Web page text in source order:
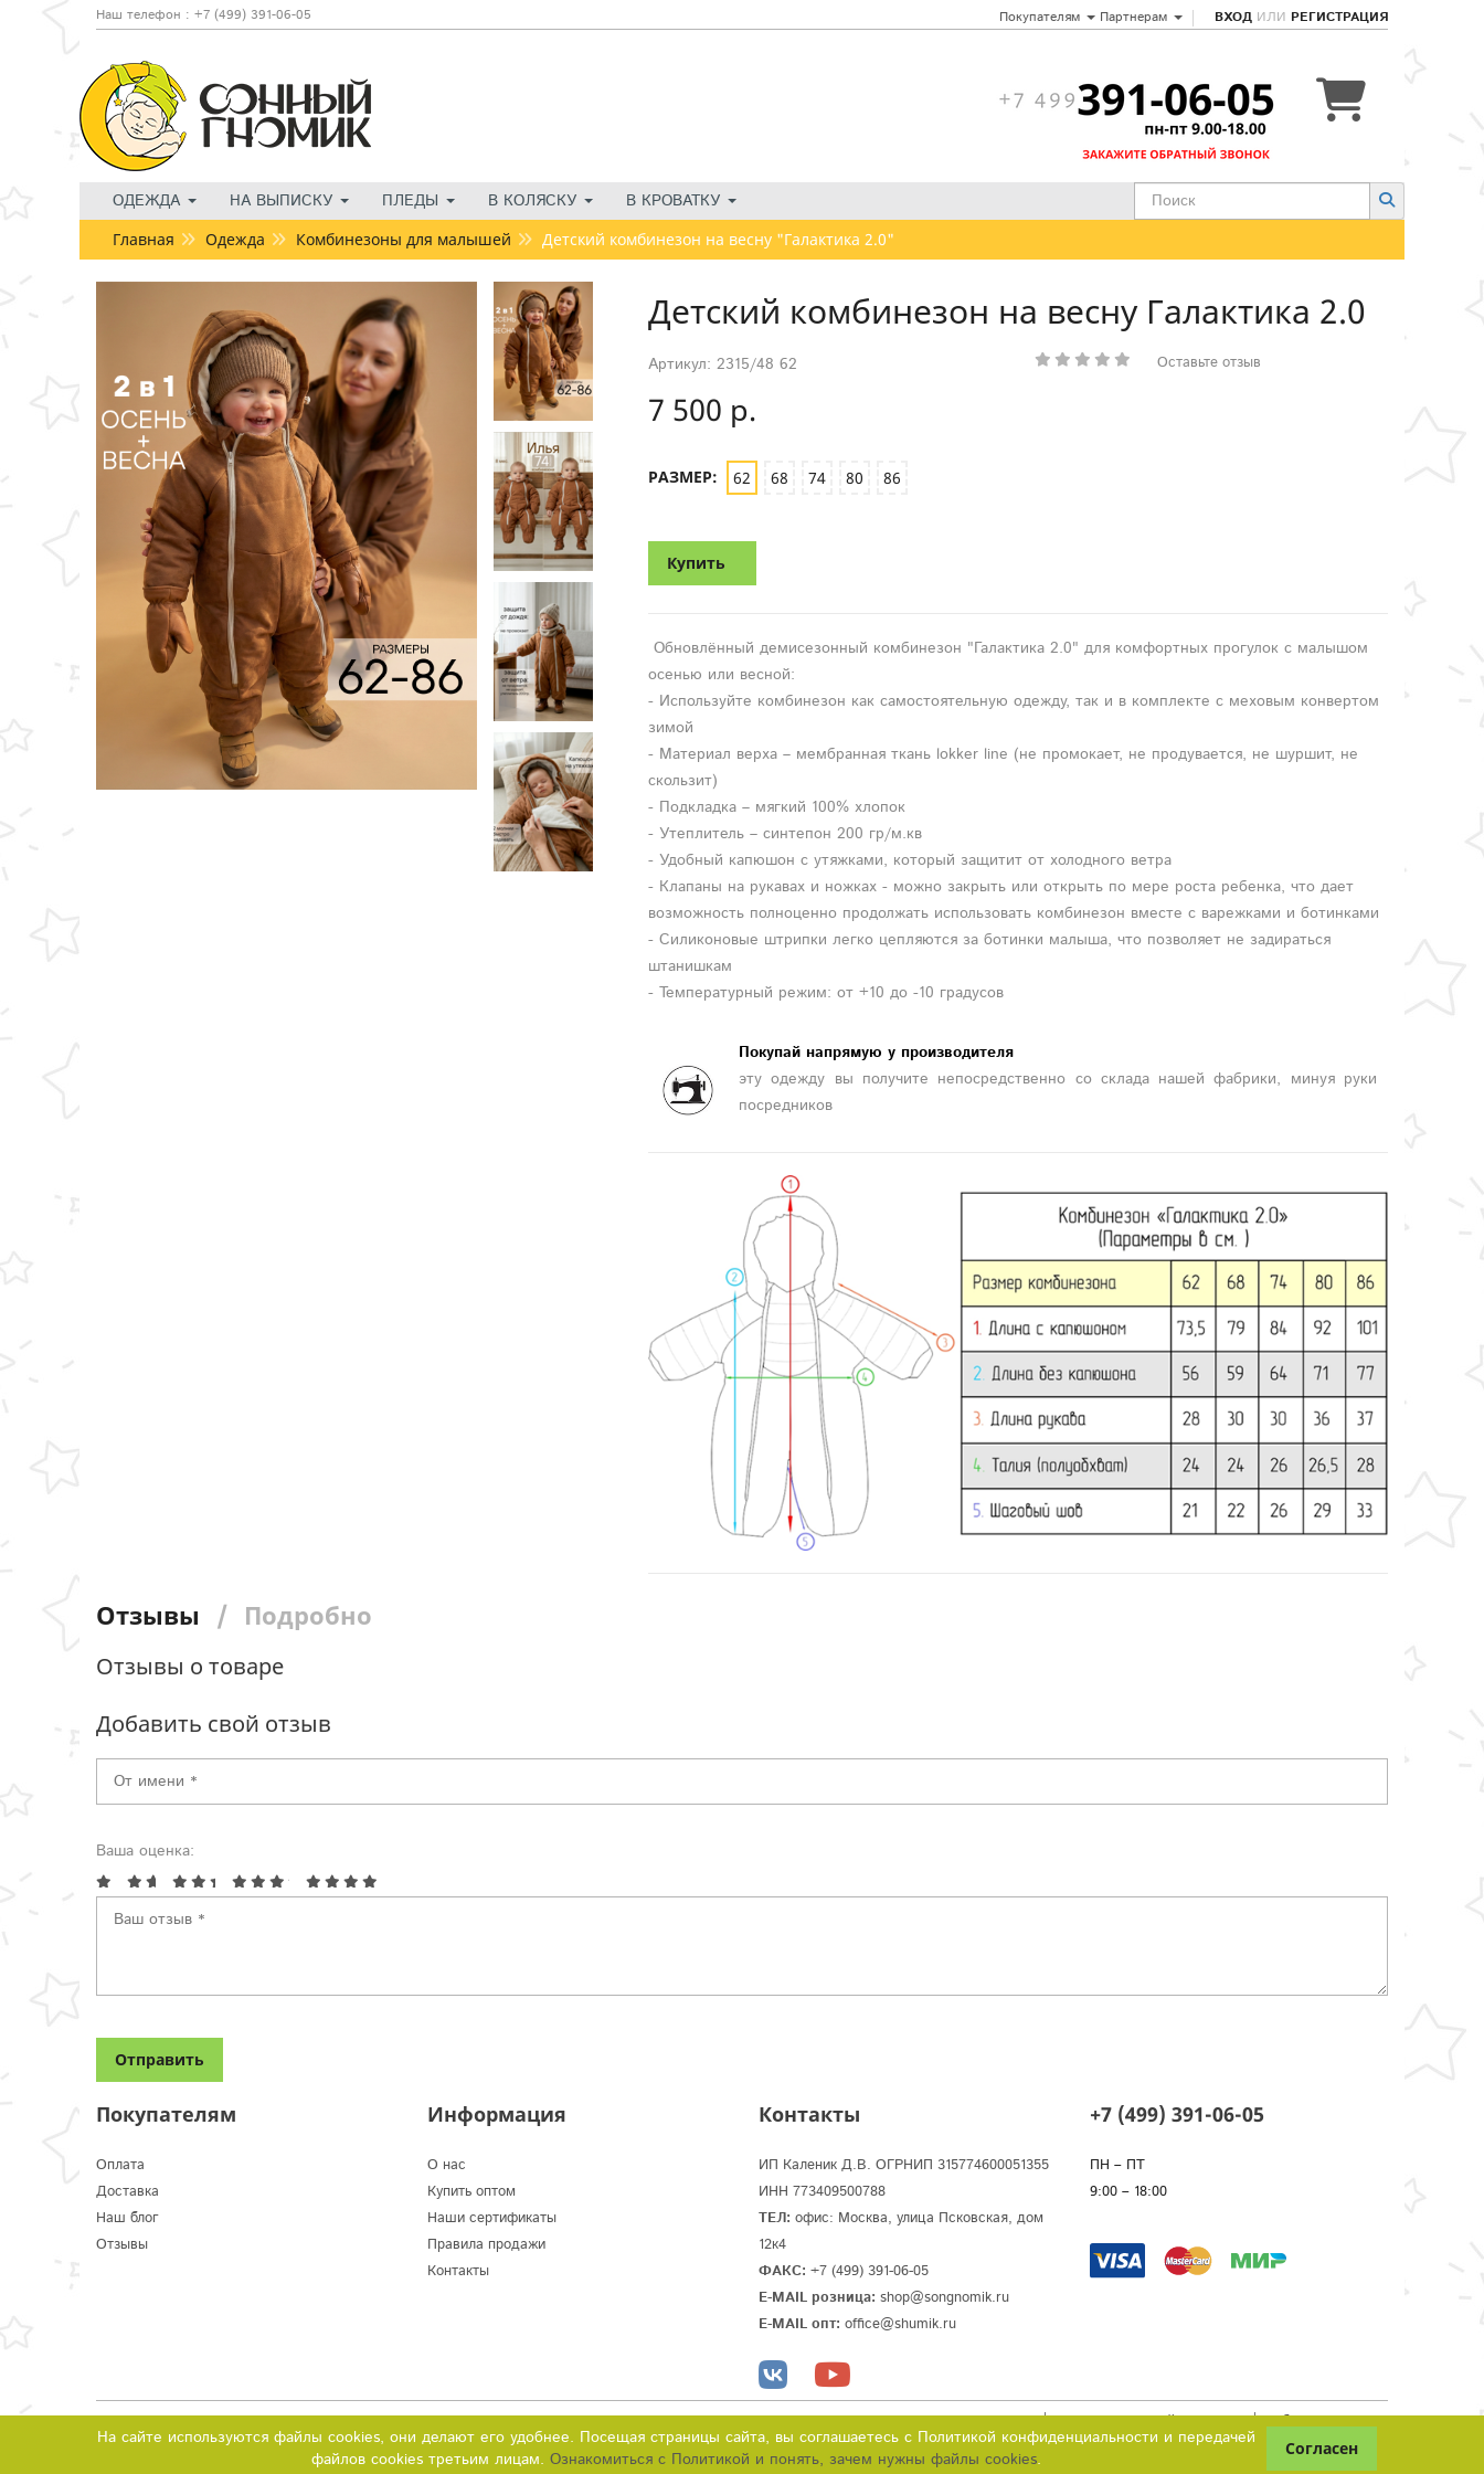
Наш телефон : +7 (499) 391-06-05 Покупателям Партнерам ВХОД ИЛИ РЕГИСТРАЦИЯ
ОДЕЖДА НА ВЫПИСКУ ПЛЕДЫ В КОЛЯСКУ В КРОВАТКУ
Главная Одежда Комбинезоны для малышей Детский комбинезон на весну "Галактика 2.0"
Детский комбинезон на весну Галактика 2.0
Артикул: 2315/48 62 Оставьте отзыв
7 500 р.
РАЗМЕР: 62 68 74 80 86
Купить
Обновлённый демисезонный комбинезон "Галактика 2.0" для комфортных прогулок с малышом
осенью или весной:
- Используйте комбинезон как самостоятельную одежду, так и в комплекте с меховым конвертом
зимой
- Материал верха – мембранная ткань lokker line (не промокает, не продувается, не шуршит, не
скользит)
- Подкладка – мягкий 100% хлопок
- Утеплитель – синтепон 200 гр/м.кв
- Удобный капюшон с утяжками, который защитит от холодного ветра
- Клапаны на рукавах и ножках - можно закрыть или открыть по мере роста ребенка, что дает
возможность полноценно продолжать использовать комбинезон вместе с варежками и ботинками
- Силиконовые штрипки легко цепляются за ботинки малыша, что позволяет не задираться
штанишкам
- Температурный режим: от +10 до -10 градусов
Покупай напрямую у производителя
эту одежду вы получите непосредственно со склада нашей фабрики, минуя руки
посредников
Отзывы Подробно
Отзывы о товаре
Добавить свой отзыв
Ваша оценка:
Покупателям
Оплата
Доставка
Наш блог
Отзывы
Информация
О нас
Купить оптом
Наши сертификаты
Правила продажи
Контакты
Контакты
ИП Каленик Д.В. ОГРНИП 315774600051355
ИНН 773409500788
ТЕЛ: офис: Москва, улица Псковская, дом
12к4
ФАКС: +7 (499) 391-06-05
E-MAIL розница: shop@songnomik.ru
E-MAIL опт: office@shumik.ru
+7 (499) 391-06-05
ПН – ПТ
9:00 – 18:00
Юридическая информация Зачем нужны файлы cookies Публичная оферта
На сайте используются файлы cookies, они делают его удобнее. Посещая страницы сайта, вы соглашаетесь с Политикой конфиденциальности и передачей
файлов cookies третьим лицам. Ознакомиться с Политикой и понять, зачем нужны файлы сookies.